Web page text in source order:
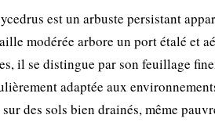
est un arbuste persistant
modérée arbore un port étalé et
il se distingue par son feuillage
adaptée aux
des sols bien drainés, même